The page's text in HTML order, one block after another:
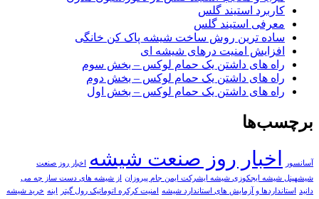
کاربرد استیند گلس
معرفی استیند گلس
ساده ترین روش ساخت شیشه پاک کن خانگی
افزایش امنیت درهای شیشه ای
راه های داشتن یک حمام لوکس – بخش سوم
راه های داشتن یک حمام لوکس – بخش دوم
راه های داشتن یک حمام لوکس – بخش اول
برچسب‌ها
آسانسور اخبار روز صنعت شيشه
اخبار روز صنعت
شیشهپنل شیشه ایجکوزی شیشه ایشرکت ایمن جام پیروزان
از شیشه های دست ساز چه می
دانید
استانداردها و آزمایش های استاندارد شیشه امنیت کرکره اتوماتیک رول گیتر اینه خريد شيشه